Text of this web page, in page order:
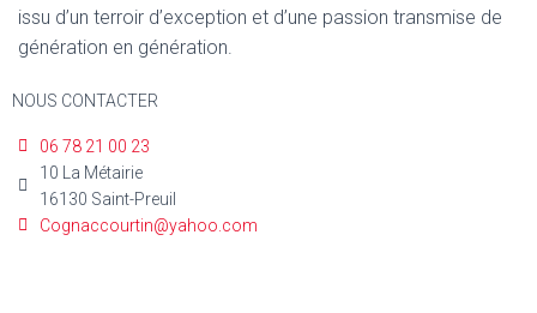
issu d’un terroir d’exception et d’une passion transmise de
génération en génération.
NOUS CONTACTER
06 78 21 00 23
10 La Métairie
16130 Saint-Preuil
Cognaccourtin@yahoo.com